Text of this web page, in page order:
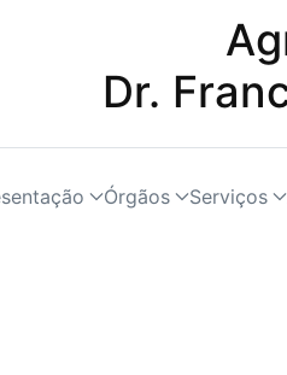
Dr.
Órgãos Serviços